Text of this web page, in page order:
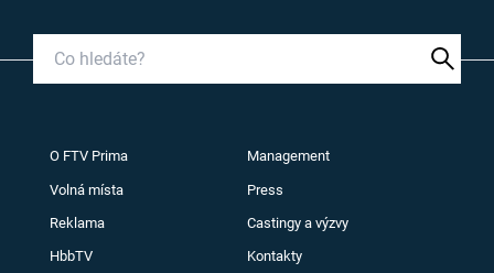
O FTV Prima Management
Volná místa Press
Reklama Castingy a výzvy
HbbTV Kontakty